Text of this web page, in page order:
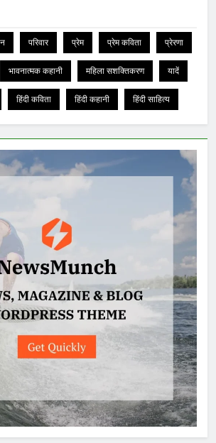
परिवार प्रेम प्रेम कविता प्रेरणा
भावनात्मक कहानी महिला सशक्तिकरण यादें
हिंदी कविता हिंदी कहानी हिंदी साहित्य